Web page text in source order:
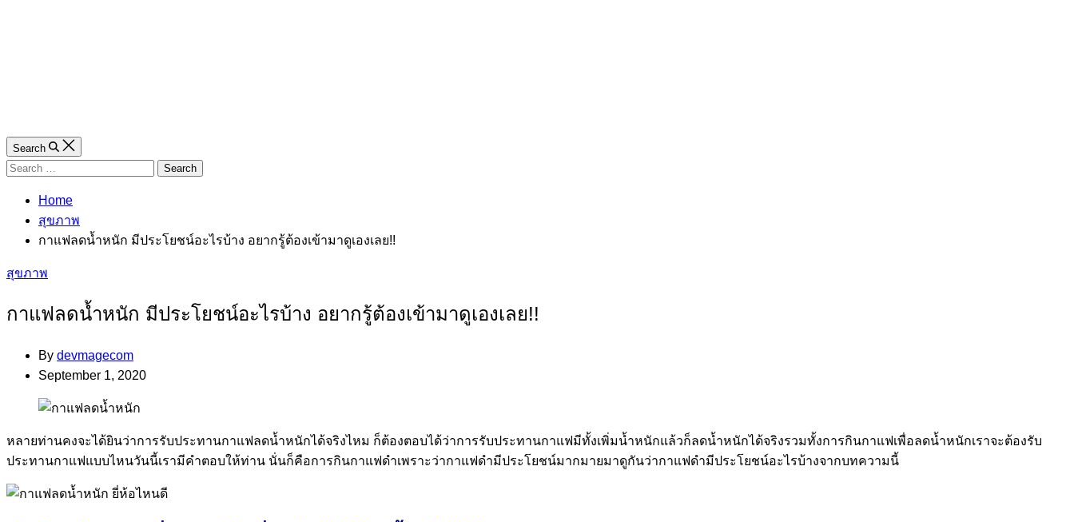
Search
Search
Home
สุขภาพ
กาแฟลดน้ำหนัก มีประโยชน์อะไรบ้าง อยากรู้ต้องเข้ามาดูเองเลย!!
Categories
สุขภาพ
กาแฟลดน้ำหนัก มีประโยชน์อะไรบ้าง อยากรู้ต้องเข้ามาดูเองเลย!!
By devmagecom
September 1, 2020
หลายท่านคงจะได้ยินว่าการรับประทานกาแฟลดน้ำหนักได้จริงไหม ก็ต้องตอบได้ว่าการรับประทานกาแฟมีทั้งเพิ่มน้ำหนักแล้วก็ลดน้ำหนักได้จริงรวมทั้งการกินกาแฟเพื่อลดน้ำหนักเราจะต้องรับ
ประทานกาแฟแบบไหนวันนี้เรามีคำตอบให้ท่าน นั่นก็คือการกินกาแฟดำเพราะว่ากาแฟดำมีประโยชน์มากมายมาดูกันว่ากาแฟดำมีประโยชน์อะไรบ้างจากบทความนี้